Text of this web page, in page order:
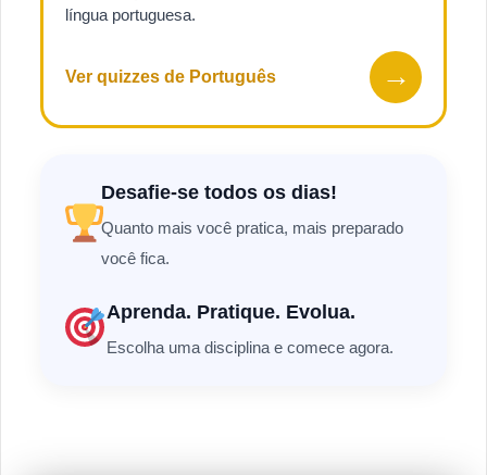
língua portuguesa.
Ver quizzes de Português →
Desafie-se todos os dias!
Quanto mais você pratica, mais preparado
você fica.
Aprenda. Pratique. Evolua.
Escolha uma disciplina e comece agora.